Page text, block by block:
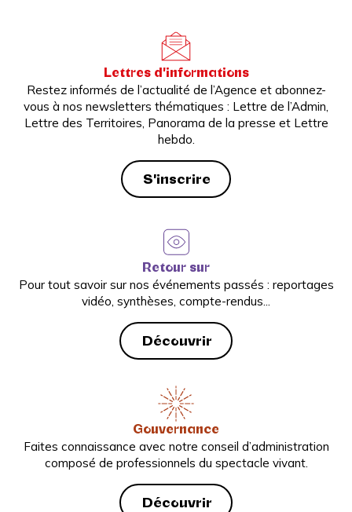
Lettres d'informations
Restez informés de l’actualité de l’Agence et abonnez-
vous à nos newsletters thématiques : Lettre de l’Admin,
Lettre des Territoires, Panorama de la presse et Lettre
hebdo.
S'inscrire
Retour sur
Pour tout savoir sur nos événements passés : reportages
vidéo, synthèses, compte-rendus...
Découvrir
Gouvernance
Faites connaissance avec notre conseil d’administration
composé de professionnels du spectacle vivant.
Découvrir